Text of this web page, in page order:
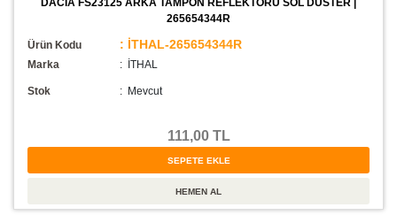
DACIA FS23125 ARKA TAMPON REFLEKTÖRÜ SOL DUSTER |
265654344R
Ürün Kodu : İTHAL-265654344R
Marka : İTHAL
Stok : Mevcut
111,00 TL